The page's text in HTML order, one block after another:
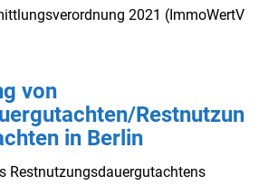
2021 (ImmoWertV
von
Restnutzun
in Berlin
Restnutzungsdauergutachtens